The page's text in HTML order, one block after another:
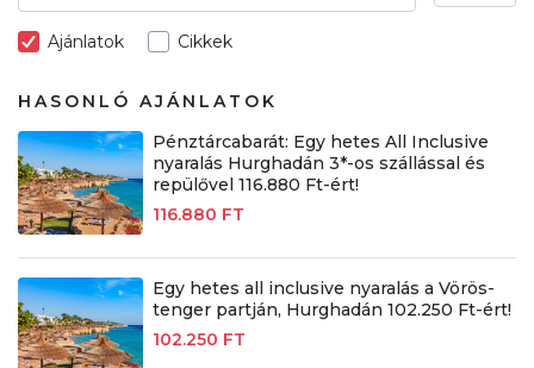
Ajánlatok Cikkek
HASONLÓ AJÁNLATOK
Pénztárcabarát: Egy hetes All Inclusive
nyaralás Hurghadán 3*-os szállással és
repülővel 116.880 Ft-ért!
116.880 FT
Egy hetes all inclusive nyaralás a Vörös-
tenger partján, Hurghadán 102.250 Ft-ért!
102.250 FT